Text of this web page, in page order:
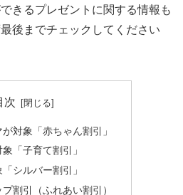
きるプレゼントに関する情報も
後までチェックしてください
次
対象「赤ちゃん割引」
「子育て割引」
シルバー割引」
割引（ふれあい割引）